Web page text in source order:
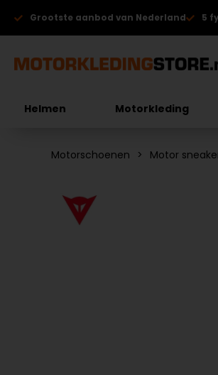
Grootste aanbod van Nederland 5
Helmen Motorkleding
Motorschoenen Motor